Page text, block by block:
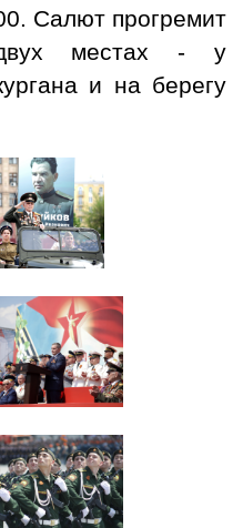
Салют прогремит
местах - у
и на берегу